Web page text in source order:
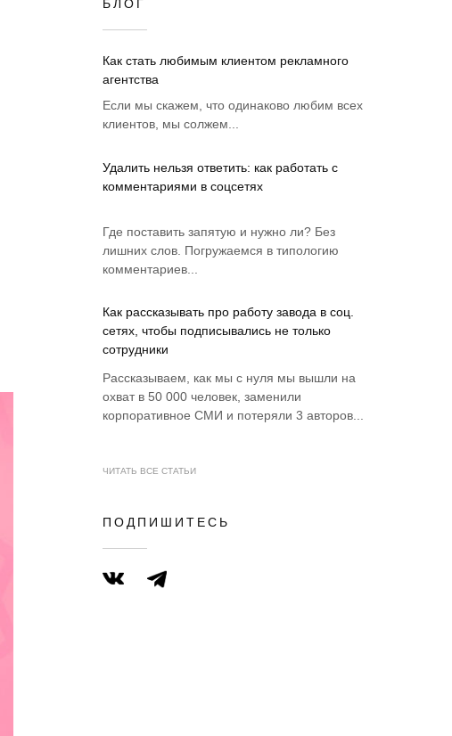
БЛОГ
Как стать любимым клиентом рекламного
агентства
Если мы скажем, что одинаково любим всех
клиентов, мы солжем...
Удалить нельзя ответить: как работать с
комментариями в соцсетях
Где поставить запятую и нужно ли? Без
лишних слов. Погружаемся в типологию
комментариев...
Как рассказывать про работу завода в соц.
сетях, чтобы подписывались не только
сотрудники
Рассказываем, как мы с нуля мы вышли на
охват в 50 000 человек, заменили
корпоративное СМИ и потеряли 3 авторов...
ЧИТАТЬ ВСЕ СТАТЬИ
ПОДПИШИТЕСЬ